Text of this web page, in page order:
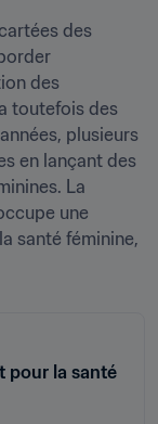
des
des
toutefois des
plusieurs
en lançant des
La
une
santé féminine,
pour la santé